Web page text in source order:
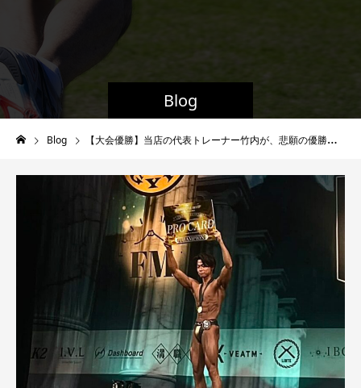
Blog
Blog 【大会優勝】当店の代表トレーナー竹内が、悲願の優勝。10大会目にしてつかんだ優勝は一味違う仕上がりで。